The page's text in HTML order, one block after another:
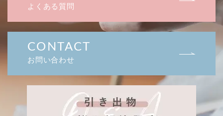
よくある質問
CONTACT
お問い合わせ